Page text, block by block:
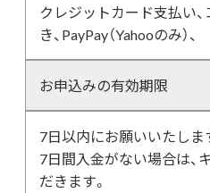
クレジットカード支払い
き、PayPay（Yahooのみ）、
お申込みの有効期限
7日以内にお願いいたしま
7日間入金がない場合は、
だきます。